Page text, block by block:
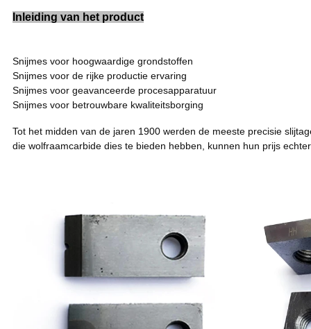
Inleiding van het product
Snijmes voor hoogwaardige grondstoffen
Snijmes voor de rijke productie ervaring
Snijmes voor geavanceerde procesapparatuur
Snijmes voor betrouwbare kwaliteitsborging
Tot het midden van de jaren 1900 werden de meeste precisie
die wolfraamcarbide dies te bieden hebben, kunnen hun prijs